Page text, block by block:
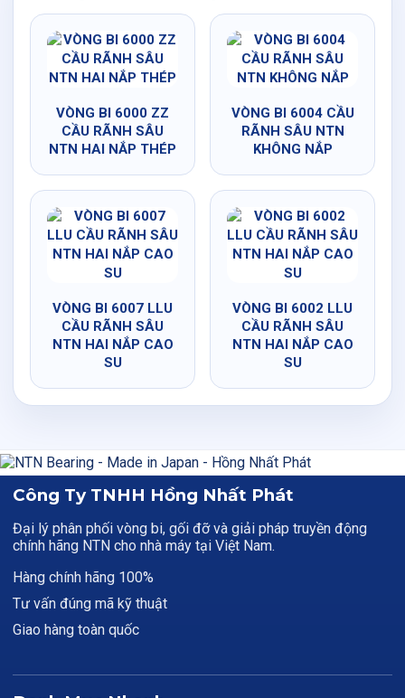
VÒNG BI 6000 ZZ
CẦU RÃNH SÂU
NTN HAI NẮP THÉP
VÒNG BI 6004 CẦU
RÃNH SÂU NTN
KHÔNG NẮP
VÒNG BI 6007 LLU
CẦU RÃNH SÂU
NTN HAI NẮP CAO
SU
VÒNG BI 6002 LLU
CẦU RÃNH SÂU
NTN HAI NẮP CAO
SU
Công Ty TNHH Hồng Nhất Phát
Đại lý phân phối vòng bi, gối đỡ và giải pháp truyền động
chính hãng NTN cho nhà máy tại Việt Nam.
Hàng chính hãng 100%
Tư vấn đúng mã kỹ thuật
Giao hàng toàn quốc